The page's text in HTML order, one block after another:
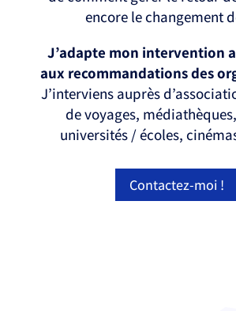
encore le changement
J’adapte mon intervention
aux recommandations des
J’interviens auprès
de voyages,
universités / écoles,
Contactez-moi !